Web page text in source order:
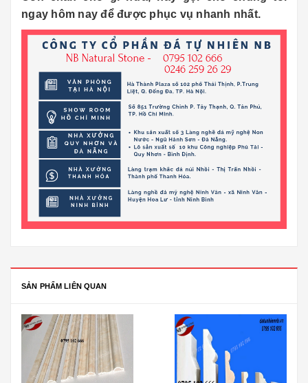
ngay hôm nay để được phục vụ nhanh nhất.
SẢN PHẨM LIÊN QUAN